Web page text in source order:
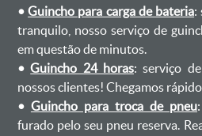
•Guincho para carga de bateria:
tranquilo, nosso serviço de
em questão de minutos.
•Guincho 24 horas: serviço
nossos clientes! Chegamos
• Guincho para troca de pneu
furado pelo seu pneu reserva.